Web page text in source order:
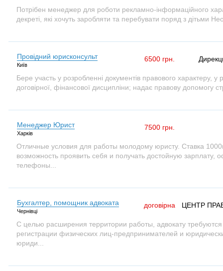
Потрібен менеджер для роботи рекламно-інформаційного
декреті, які хочуть заробляти та перебувати поряд з дітьми
Провідний юрисконсульт
Київ
6500 грн.
Бере участь у розробленні документів правового характеру, у
договірної, фінансової дисципліни; надає правову допомогу
Менеджер Юрист
Харків
7500 грн.
Отличные условия для работы молодому юристу. Ставка
возможность проявить себя и получать достойную
телефоны...
Бухгалтер, помощник адвоката
Чернівці
договірна ЦЕНТР
С целью расширения территории работы, адвокату
регистрации физических лиц-предпринимателей и
юриди...